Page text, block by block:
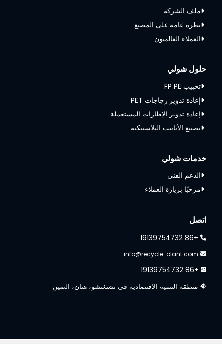
ملف الشركة
نظرة عامة على المصنع
العملاء العالميون
حلول شولي
تحبيب PP PE
إعادة تدوير زجاجات PET
إعادة تدوير الإطارات المستعملة
تصنيع الأنابيب البلاستيكية
خدمات شولي
الدعم الفني
مرحبًا بزيارة العملاء
اتصل
+86 19139754732
info@recycle-plant.com
+86 19139754732
منطقة التنمية الاقتصادية في تشنغتشو، هنان، الصين